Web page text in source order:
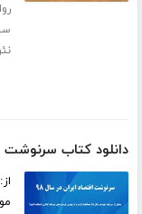
دانلود کتاب سرنوشت
از: